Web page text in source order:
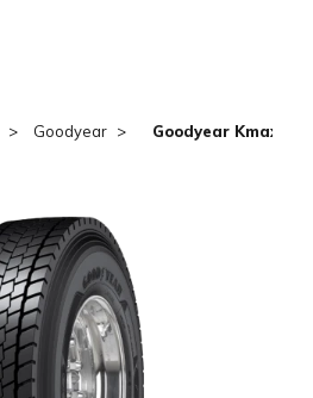
Goodyear Goodyear Kmax D